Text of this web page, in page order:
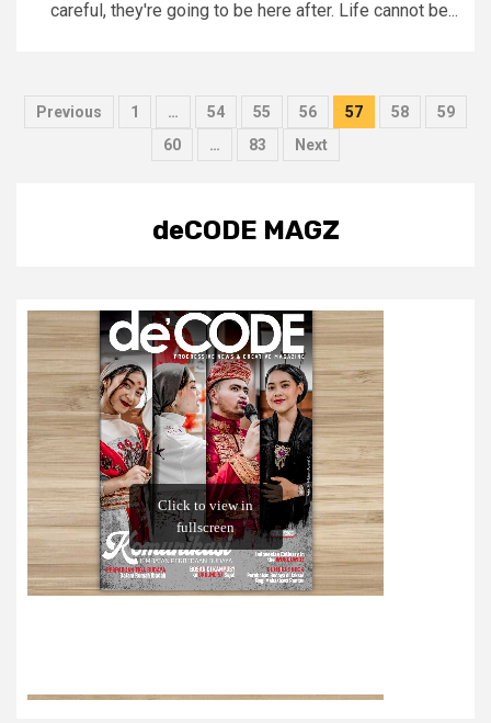
careful, they're going to be here after. Life cannot be...
Posts
pagination
Previous 1 … 54 55 56 57 58
59
60
… 83 Next
deCODE MAGZ